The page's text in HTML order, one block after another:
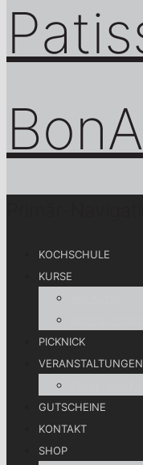
KOCHSCHULE
KURSE
PICKNICK
VERANSTALTUNGEN
GUTSCHEINE
KONTAKT
SHOP